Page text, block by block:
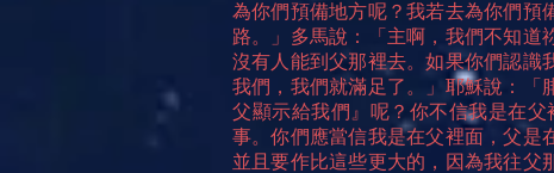
為你們預備地方呢？我若去為你們預
路。」多馬說：「主啊，我們不知道
沒有人能到父那裡去。如果你們認識
我們，我們就滿足了。」耶穌說：「
父顯示給我們』呢？你不信我是在
事。你們應當信我是在父裡面，父是
並且要作比這些更大的，因為我往父